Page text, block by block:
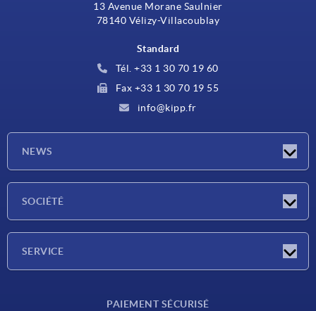
13 Avenue Morane Saulnier
78140 Vélizy-Villacoublay
Standard
Tél. +33 1 30 70 19 60
Fax +33 1 30 70 19 55
info@kipp.fr
NEWS
SOCIÉTÉ
SERVICE
PAIEMENT SÉCURISÉ